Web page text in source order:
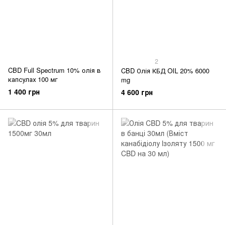
CBD Full Spectrum 10% олія в
капсулах 100 мг
1 400 грн
2
CBD Олія КБД OIL 20% 6000
mg
4 600 грн